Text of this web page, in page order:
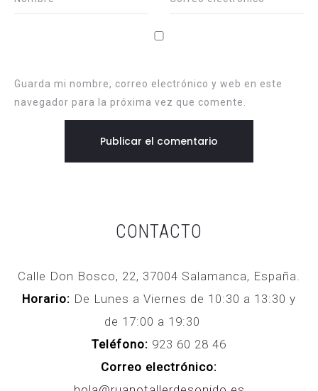
Guarda mi nombre, correo electrónico y web en este
navegador para la próxima vez que comente.
CONTACTO
Calle Don Bosco, 22, 37004 Salamanca, España.
Horario: De Lunes a Viernes de 10:30 a 13:30 y
de 17:00 a 19:30
Teléfono: 923 60 28 46
Correo electrónico: